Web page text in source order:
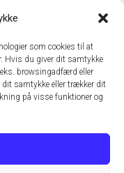
som cookies til at
Hvis du giver dit samtykke
browsingadfærd eller
dit samtykke eller trækker dit
på visse funktioner og
28